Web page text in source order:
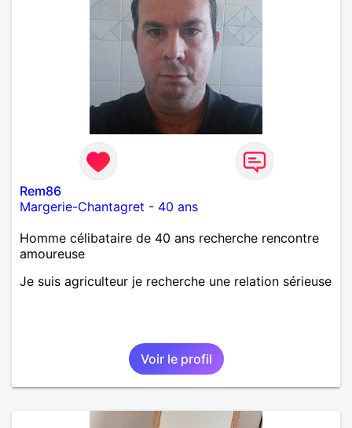
Rem86
Margerie-Chantagret - 40 ans
Homme célibataire de 40 ans recherche rencontre
amoureuse
Je suis agriculteur je recherche une relation sérieuse
Voir le profil